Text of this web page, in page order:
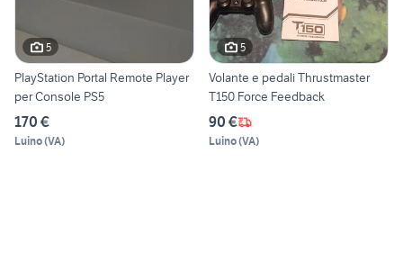
5
PlayStation Portal Remote Player
per Console PS5
170 €
Luino(VA)
5
Volante e pedali Thrustmaster
T150 Force Feedback
90 €
Luino(VA)